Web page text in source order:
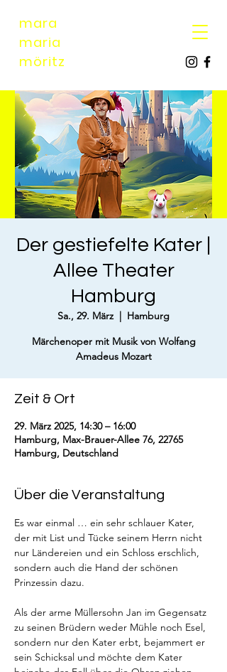
mara
maria
möritz
Der gestiefelte Kater |
Allee Theater
Hamburg
Sa., 29. März
  |
Hamburg
Märchenoper mit Musik von Wolfang
Amadeus Mozart
Zeit & Ort
29. März 2025, 14:30 – 16:00
Hamburg, Max-Brauer-Allee 76, 22765
Hamburg, Deutschland
Über die Veranstaltung
Es war einmal … ein sehr schlauer Kater,
der mit List und Tücke seinem Herrn nicht
nur Ländereien und ein Schloss erschlich,
sondern auch die Hand der schönen
Prinzessin dazu.
Als der arme Müllersohn Jan im Gegensatz
zu seinen Brüdern weder Mühle noch Esel,
sondern nur den Kater erbt, bejammert er
sein Schicksal und möchte dem Kater